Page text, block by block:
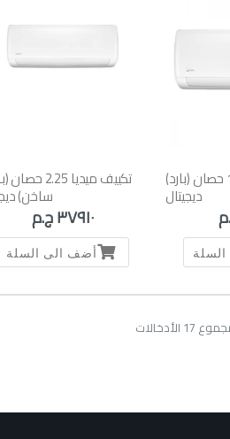
تكييف ميديا 1.5 حصان (بارد)
ديجيتال
تكييف ميديا 2.25
ساخن)
٣٧٩١٠ ج.م
أضف الى السلة